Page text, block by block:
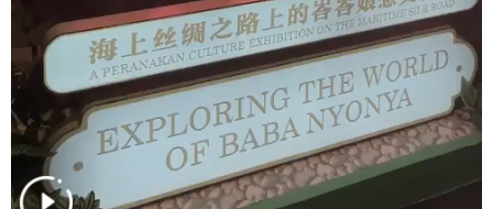
广东 广西 海南 重庆
四川 贵州 云南 西藏
陕西 甘肃 青海 宁夏
新疆 内蒙古 黑龙江